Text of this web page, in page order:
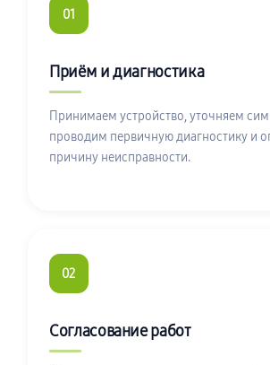
01
Приём и диагностика
Принимаем устройство, уточняем
проводим первичную диагностику и
причину неисправности.
02
Согласование работ